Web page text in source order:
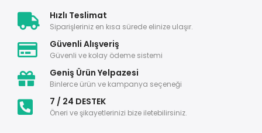
Hızlı Teslimat
Siparişleriniz en kısa sürede elinize ulaşır.
Güvenli Alışveriş
Güvenli ve kolay ödeme sistemi
Geniş Ürün Yelpazesi
Binlerce ürün ve kampanya seçeneği
7 / 24 DESTEK
Öneri ve şikayetlerinizi bize iletebilirsiniz.